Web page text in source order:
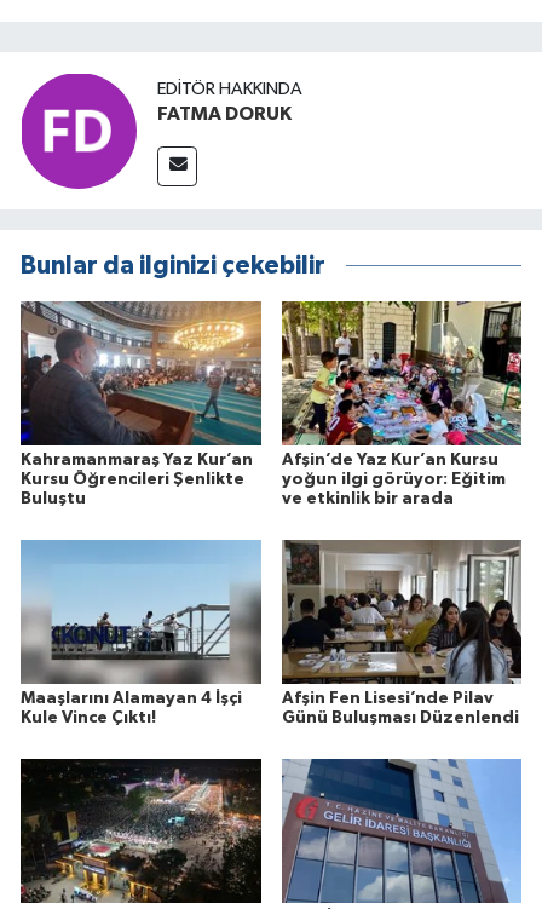
EDITÖR HAKKINDA
FATMA DORUK
Bunlar da ilginizi çekebilir
Kahramanmaraş Yaz Kur’an
Kursu Öğrencileri Şenlikte
Buluştu
Afşin’de Yaz Kur’an Kursu
yoğun ilgi görüyor: Eğitim
ve etkinlik bir arada
Maaşlarını Alamayan 4 İşçi
Kule Vince Çıktı!
Afşin Fen Lisesi’nde Pilav
Günü Buluşması Düzenlendi